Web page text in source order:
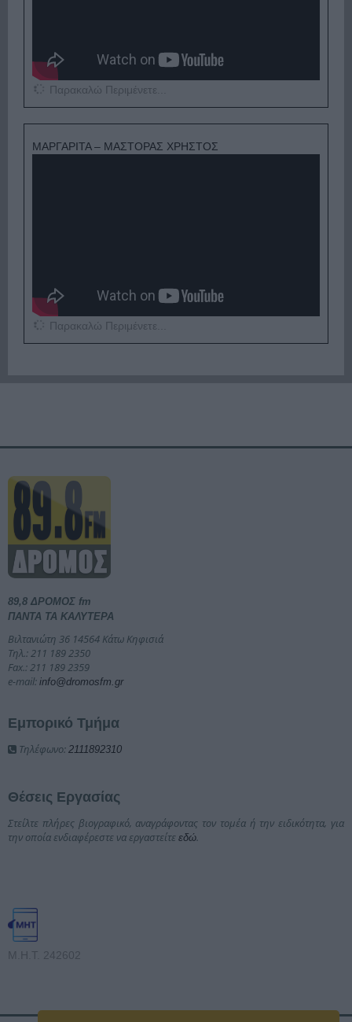
Παρακαλώ Περιμένετε...
ΜΑΡΓΑΡΙΤΑ – ΜΑΣΤΟΡΑΣ ΧΡΗΣΤΟΣ
Παρακαλώ Περιμένετε...
89,8 ΔΡΟΜΟΣ fm
ΠΑΝΤΑ ΤΑ ΚΑΛΥΤΕΡΑ
Βιλτανιώτη 36 14564 Κάτω Κηφισιά
Τηλ.: 211 189 2350
Fax.: 211 189 2359
e-mail: info@dromosfm.gr
Εμπορικό Τμήμα
Τηλέφωνο: 2111892310
Θέσεις Εργασίας
Στείλτε πλήρες βιογραφικό, αναγράφοντας τον τομέα ή την ειδικότητα, για
την οποία ενδιαφέρεστε να εργαστείτε εδώ
Μ.Η.Τ. 242602